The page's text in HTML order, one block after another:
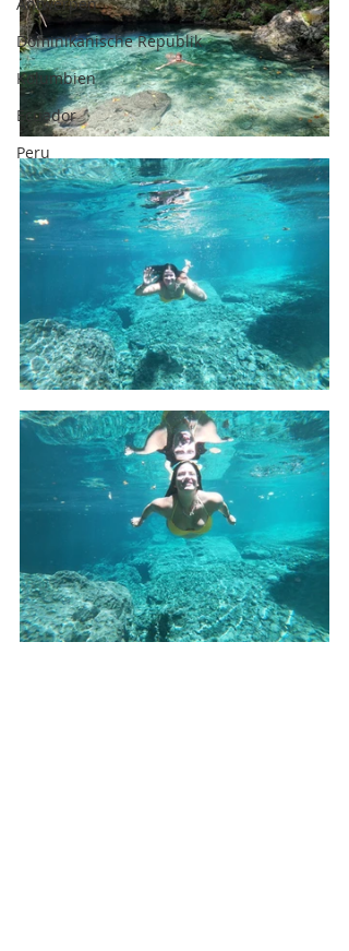
Dominikanische Republik
Kolumbien
Ecuador
Peru